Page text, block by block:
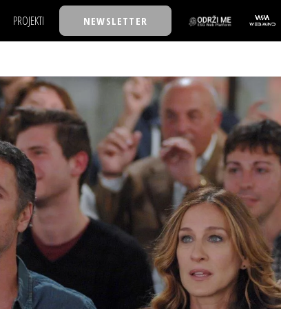
PROJEKTI
TASTY TALKS
30 ISPOD 30
BACK TO OFFICE/SCHOOL
BIZBENDOVI
BIZKOLEGIJUM
BMW BIZNIS LIGA
BIZLIFE WEEK
IZJAVA GODINE
NEWSLETTER
NAJKOLEGA
30 ISPOD 30
BACK TO OFFICE/SCHOOL
BIZBENDOVI
BIZKOLEGIJUM
BMW BIZNIS LIGA
BIZLIFE WEEK
IZJAVA GODINE